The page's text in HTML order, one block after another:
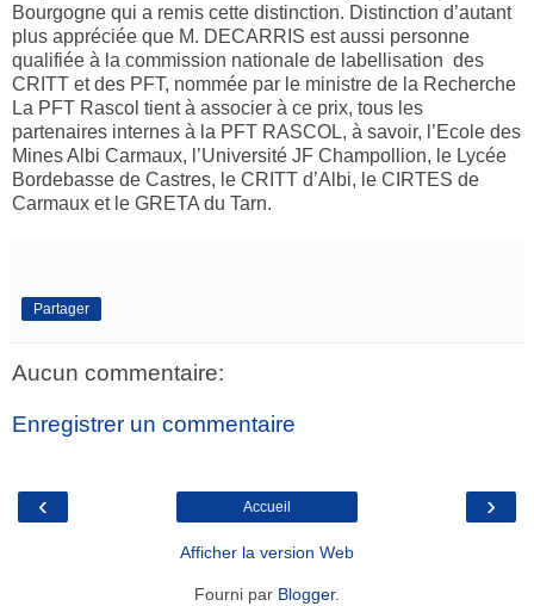
Bourgogne qui a remis cette distinction. Distinction d’autant
plus appréciée que M. DECARRIS est aussi personne
qualifiée à la commission nationale de labellisation des
CRITT et des PFT, nommée par le ministre de la Recherche
La PFT Rascol tient à associer à ce prix, tous les
partenaires internes à la PFT RASCOL, à savoir, l’Ecole des
Mines Albi Carmaux, l’Université JF Champollion, le Lycée
Bordebasse de Castres, le CRITT d’Albi, le CIRTES de
Carmaux et le GRETA du Tarn.
Partager
Aucun commentaire:
Enregistrer un commentaire
‹ ›
Accueil
Afficher la version Web
Fourni par Blogger.